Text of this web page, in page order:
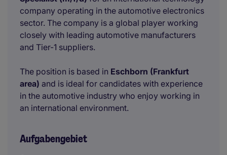
company operating in the automotive electronics
sector. The company is a global player working
closely with leading automotive manufacturers
and Tier-1 suppliers.
The position is based in Eschborn (Frankfurt
area) and is ideal for candidates with experience
in the automotive industry who enjoy working in
an international environment.
Aufgabengebiet